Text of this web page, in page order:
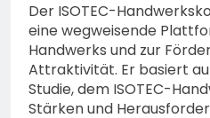
Der ISOTEC-
eine wegweisende
Handwerks und zur
Attraktivität. Er basiert
Studie, dem ISOTEC-
Stärken und